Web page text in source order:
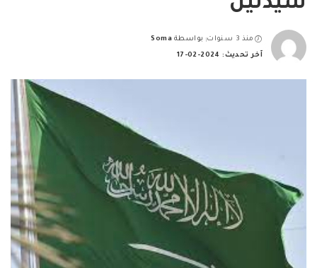
منذ 3 سنوات
Posted
by
بواسطة Soma
آخر تحديث: 2024-02-17